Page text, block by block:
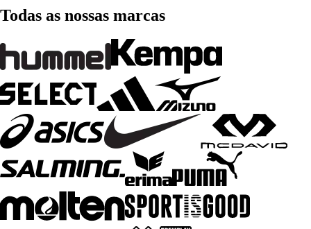
Todas as nossas marcas